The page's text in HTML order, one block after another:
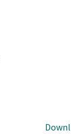
Downl